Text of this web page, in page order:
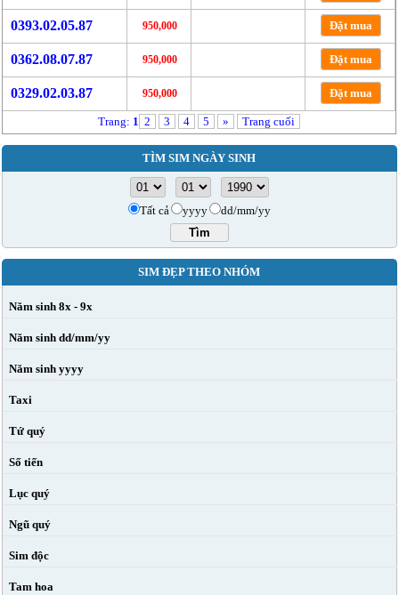
0393.02.05.87 950,000 Đặt mua
0362.08.07.87 950,000 Đặt mua
0329.02.03.87 950,000 Đặt mua
Trang: 1 2 3 4 5 » Trang cuối
TÌM SIM NGÀY SINH
Tất cả yyyy dd/mm/yy
SIM ĐẸP THEO NHÓM
Năm sinh 8x - 9x
Năm sinh dd/mm/yy
Năm sinh yyyy
Taxi
Tứ quý
Số tiến
Lục quý
Ngũ quý
Sim độc
Tam hoa